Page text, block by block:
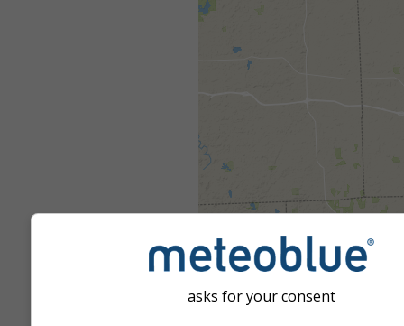
asks for your consent